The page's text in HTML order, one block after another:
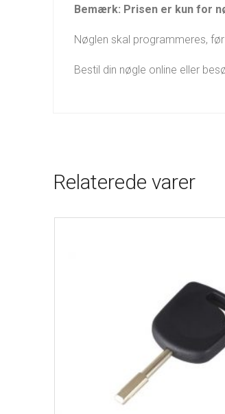
Bemærk: Prisen er kun for
Nøglen skal programmeres,
Bestil din nøgle online eller
Relaterede varer